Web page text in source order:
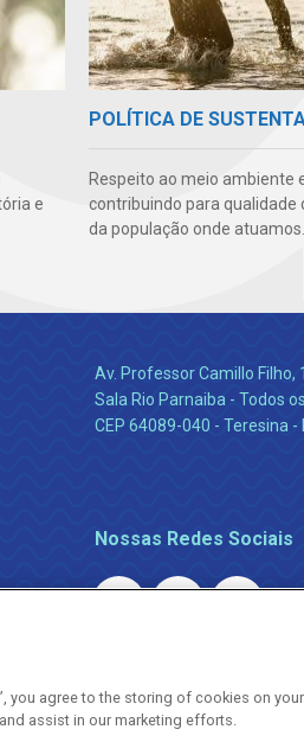
e
POLÍTICA DE
Respeito ao meio ambiente
contribuindo para qualidade
da população onde atuamos.
Av. Professor Camillo Filho,
Sala Rio Parnaiba - Todos
CEP 64089-040 - Teresina -
Nossas Redes Sociais
you agree to the storing of cookies on
assist in our marketing efforts.